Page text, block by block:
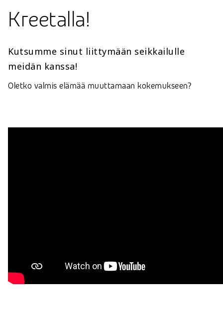
Kreetalla!
Kutsumme sinut liittymään seikkailulle
meidän kanssa!
Oletko valmis elämää muuttamaan kokemukseen?